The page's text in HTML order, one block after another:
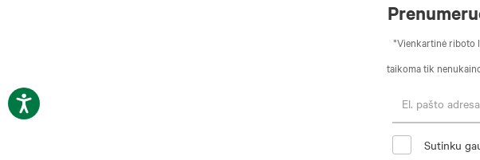
*Vienkartinė riboto
taikoma tik
Sutinku